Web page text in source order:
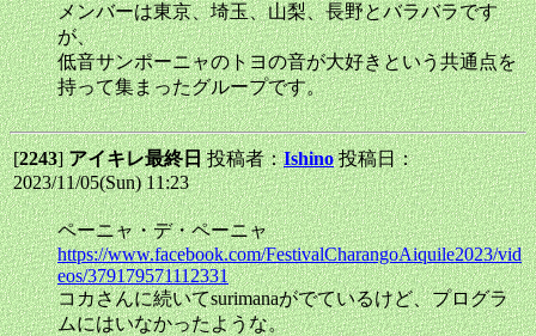
メンバーは東京、埼玉、山梨、長野とバラバラです
が、
低音サンポーニャのトヨの音が大好きという共通点を
持って集まったグループです。
[2243]アイキレ最終日投稿者：Ishino 投稿日：
2023/11/05(Sun) 11:23
ペーニャ・デ・ペーニャ
https://www.facebook.com/FestivalCharangoAiquile2023/vid
eos/379179571112331
コカさんに続いてsurimanaがでているけど、プログラ
ムにはいなかったような。